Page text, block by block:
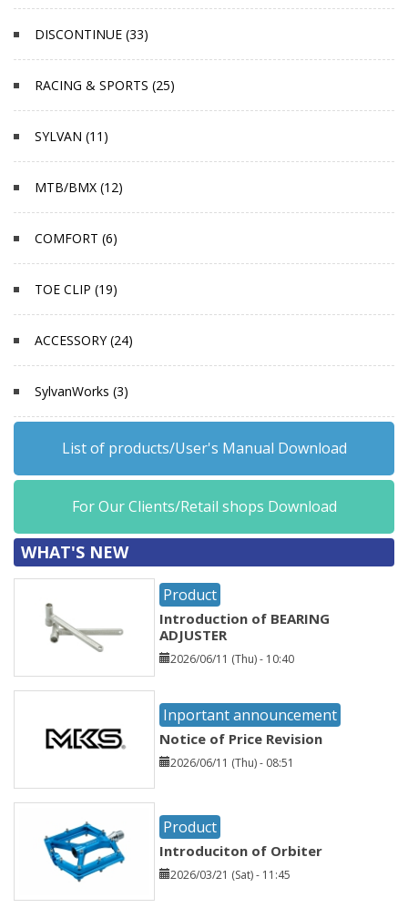
DISCONTINUE (33)
RACING & SPORTS (25)
SYLVAN (11)
MTB/BMX (12)
COMFORT (6)
TOE CLIP (19)
ACCESSORY (24)
SylvanWorks (3)
List of products/User's Manual Download
For Our Clients/Retail shops Download
WHAT'S NEW
Product
Introduction of BEARING
ADJUSTER
2026/06/11 (Thu) - 10:40
Inportant announcement
Notice of Price Revision
2026/06/11 (Thu) - 08:51
Product
Introduciton of Orbiter
2026/03/21 (Sat) - 11:45